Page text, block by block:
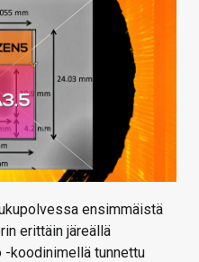
ensimmäistä
erittäin järeällä
-koodinimellä tunnettu